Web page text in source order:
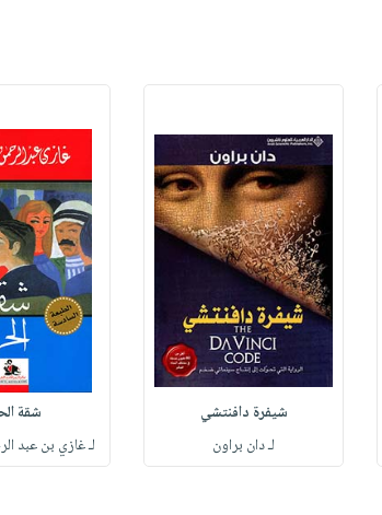
شيفرة دافنتشي
لـ دان براون
شقة
لـ غازي بن عبد